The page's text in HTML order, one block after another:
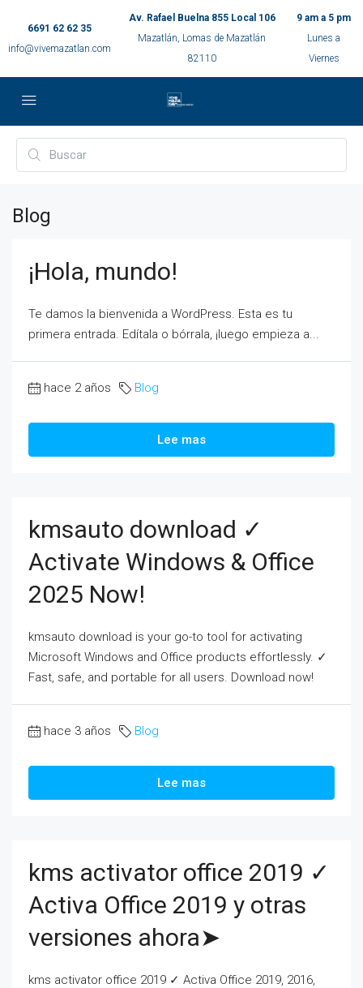
6691 62 62 35
info@vivemazatlan.com
Av. Rafael Buelna 855 Local 106
Mazatlán, Lomas de Mazatlán
82110
9 am a 5 pm
Lunes a
Viernes
Blog
¡Hola, mundo!
Te damos la bienvenida a WordPress. Esta es tu
primera entrada. Edítala o bórrala, ¡luego empieza a...
hace 2 años Blog
Lee mas
kmsauto download ✓
Activate Windows & Office
2025 Now!
kmsauto download is your go-to tool for activating
Microsoft Windows and Office products effortlessly. ✓
Fast, safe, and portable for all users. Download now!
hace 3 años Blog
Lee mas
kms activator office 2019 ✓
Activa Office 2019 y otras
versiones ahora➤
kms activator office 2019 ✓ Activa Office 2019, 2016,